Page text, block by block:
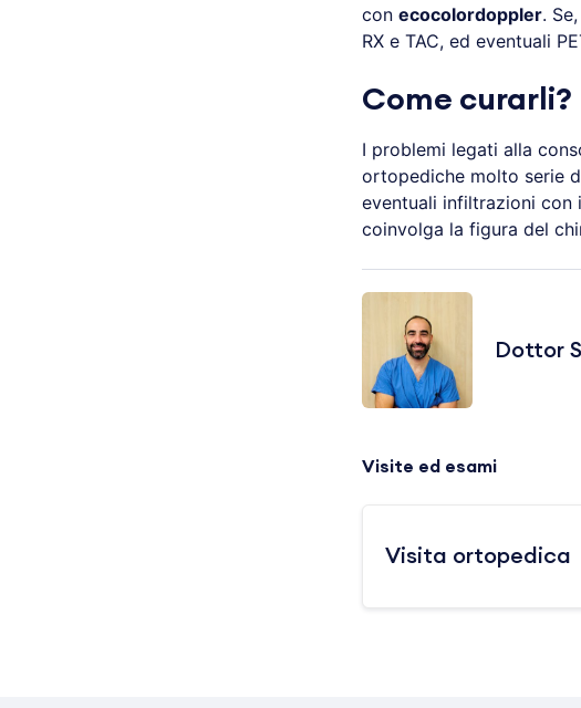
con ecocolordoppler.
RX e TAC, ed eventuali
Come curarli?
I problemi legati alla
ortopediche molto serie
eventuali infiltrazioni con
coinvolga la figura del
Dottor
Visite ed esami
Visita ortopedica